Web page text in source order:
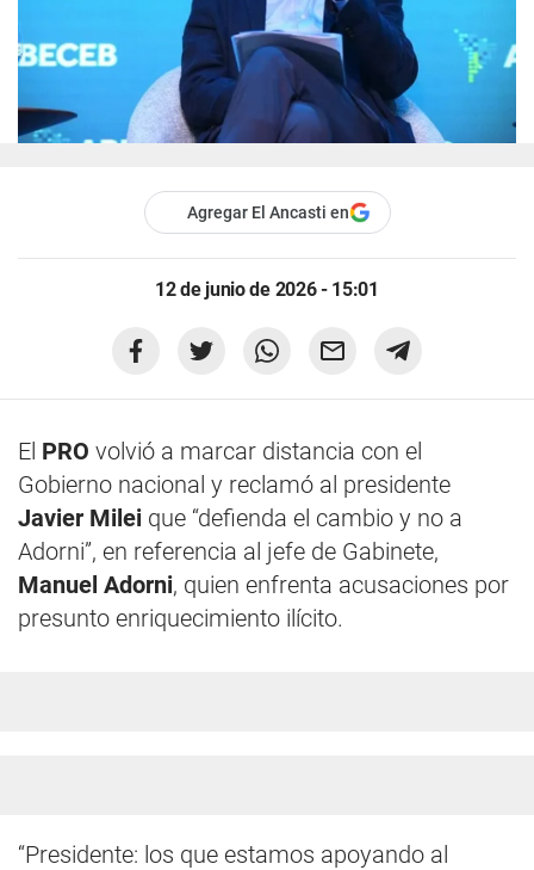
Agregar El Ancasti en
12 de junio de 2026 - 15:01
El PRO volvió a marcar distancia con el
Gobierno nacional y reclamó al presidente
Javier Milei que “defienda el cambio y no a
Adorni”, en referencia al jefe de Gabinete,
Manuel Adorni, quien enfrenta acusaciones por
presunto enriquecimiento ilícito.
“Presidente: los que estamos apoyando al